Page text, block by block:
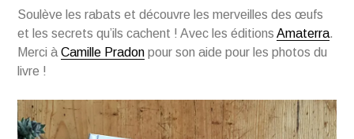
Soulève les rabats et découvre les merveilles des œufs
et les secrets qu’ils cachent ! Avec les éditionsAmaterra.
Merci àCamille Pradon pour son aide pour les photos du
livre !